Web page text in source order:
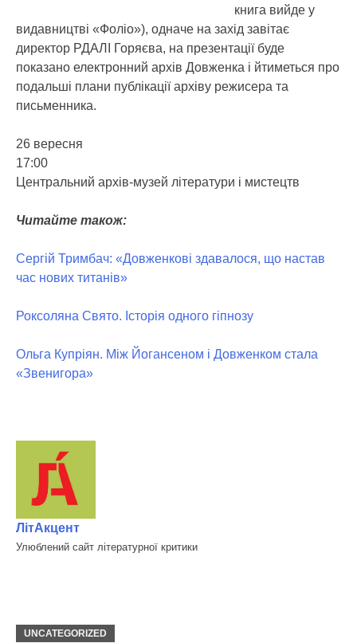
книга вийде у
видавництві «Фоліо»), одначе на захід завітає
директор РДАЛІ Горяєва, на презентації буде
показано електронний архів Довженка і йтиметься про
подальші плани публікації архіву режисера та
письменника.
26 вересня
17:00
Центральний архів-музей літератури і мистецтв
Читайте також:
Сергій Тримбач: «Довженкові здавалося, що настав
час нових титанів»
Роксоляна Свято. Історія одного гіпнозу
Ольга Купріян. Між Йогансеном і Довженком стала
«Звенигора»
ЛітАкцент
Улюблений сайт літературної критики
UNCATEGORIZED